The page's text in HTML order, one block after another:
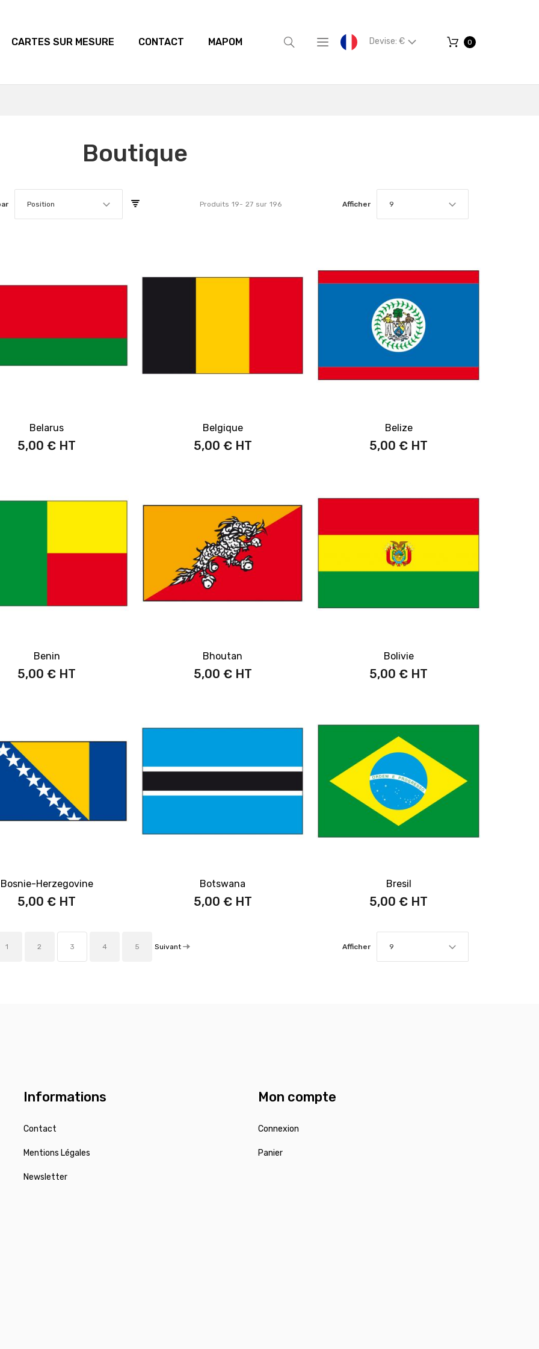
CARTES SUR MESURE CONTACT MAPOM Devise: € 0
Boutique
Position Produits 19- 27 sur 196 Afficher 9
Belarus
5,00 €
Belgique
5,00 €
Belize
5,00 €
Benin
5,00 €
Bhoutan
5,00 €
Bolivie
5,00 €
Bosnie-Herzegovine
5,00 €
Botswana
5,00 €
Bresil
5,00 €
Afficher 9
1 2 3 4 5 Suivant
Informations
Contact
Mentions Légales
Newsletter
Mon compte
Connexion
Panier